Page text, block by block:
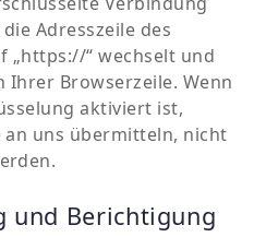
Adresszeile des
„https://“ wechselt und
Ihrer Browserzeile. Wenn
aktiviert ist,
an uns übermitteln, nicht
und Berichtigung